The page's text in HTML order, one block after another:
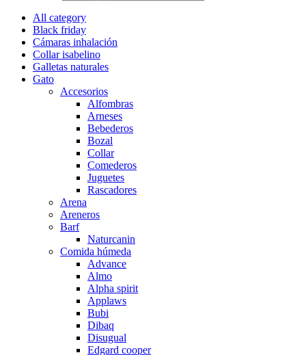
All category
Black friday
Cámaras inhalación
Collar isabelino
Galletas naturales
Gato
Accesorios
Alfombras
Arneses
Bebederos
Bozal
Collar
Comederos
Juguetes
Rascadores
Arena
Areneros
Barf
Naturcanin
Comida húmeda
Advance
Almo
Alpha spirit
Applaws
Bubi
Dibaq
Disugual
Edgard cooper